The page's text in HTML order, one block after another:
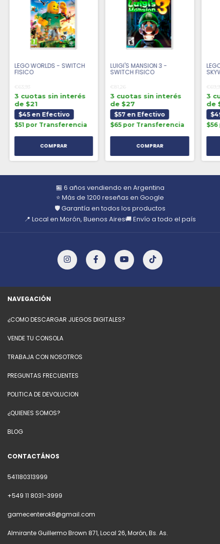
LEGO WORLDS - SWITCH
FISICO
€63,93
3 cuotas sin interés
de $21
$45 en Efectivo
$51 por Transferencia
LUIGI'S MANSION 3 -
SWITCH FISICO
€81,26
3 cuotas sin interés
de $27
$57 en Efectivo
$65 por Transferencia
3
de
🏪 6 años vendiendo en Argentina
⭐ Más de 1200 reseñas en Google
🛡️ Garantía en todos los productos
📍 Local en Morón, Buenos Aires🚚 Envío a todo el país
NAVEGACIÓN
¿COMO DESCARGAR JUEGOS DIGITALES?
VENDE TU CONSOLA
TRABAJA CON NOSOTROS
PREGUNTAS FRECUENTES
POLITICA DE DEVOLUCION
¿QUIENES SOMOS?
BLOG
CONTACTÁNOS
541180313999
+549 11 8031-3999
gamecenterok8@gmail.com
Almirante Guillermo Brown 871, Local 26, Morón, Bs. As.